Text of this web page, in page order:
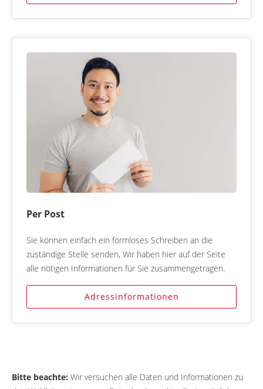
Per Post
Sie können einfach ein formloses Schreiben an die
zuständige Stelle senden, Wir haben hier auf der Seite
alle nötigen Informationen für Sie zusammengetragen.
Adressinformationen
Bitte beachte: Wir versuchen alle Daten und Informationen zu